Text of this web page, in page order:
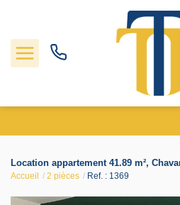
Location appartement 41.89 m²,
Accueil 2 pièces Ref. : 1369